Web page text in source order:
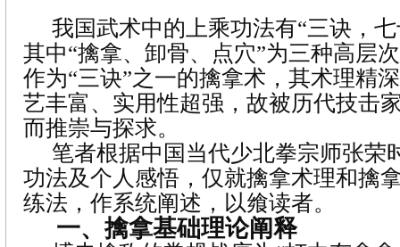
我国武术中的上乘功法有“三诀，
其中“擒拿、卸骨、点穴”为三种高层
作为“三诀”之一的擒拿术，其术理精
艺丰富、实用性超强，故被历代技击
而推崇与探求。
笔者根据中国当代少北拳宗师张荣
功法及个人感悟，仅就擒拿术理和擒
练法，作系统阐述，以飨读者。
一、擒拿基础理论阐释